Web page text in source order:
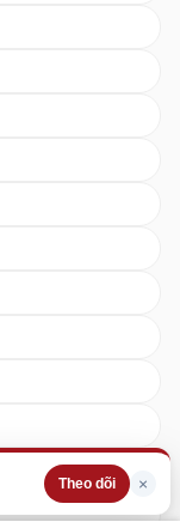
Theo dõi ×